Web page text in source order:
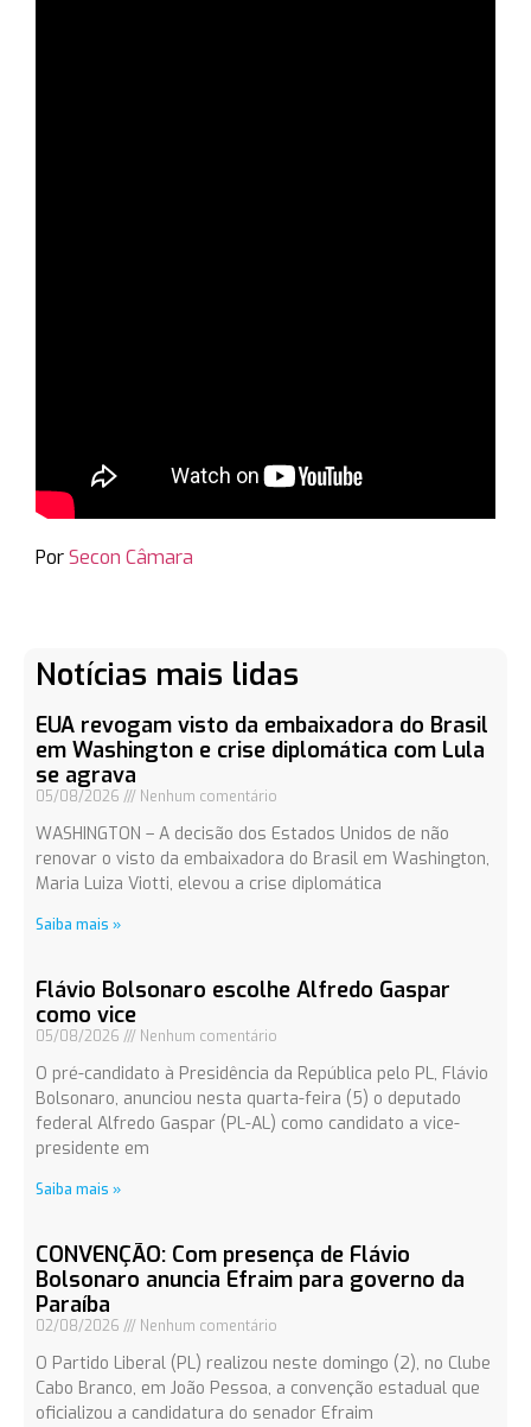
PorSecon Câmara
Notícias mais lidas
EUA revogam visto da embaixadora do Brasil
em Washington e crise diplomática com Lula
se agrava
05/08/2026 Nenhum comentário
WASHINGTON – A decisão dos Estados Unidos de não
renovar o visto da embaixadora do Brasil em Washington,
Maria Luiza Viotti, elevou a crise diplomática
Saiba mais »
Flávio Bolsonaro escolhe Alfredo Gaspar
como vice
05/08/2026 Nenhum comentário
O pré-candidato à Presidência da República pelo PL, Flávio
Bolsonaro, anunciou nesta quarta-feira (5) o deputado
federal Alfredo Gaspar (PL-AL) como candidato a vice-
presidente em
Saiba mais »
CONVENÇÃO: Com presença de Flávio
Bolsonaro anuncia Efraim para governo da
Paraíba
02/08/2026 Nenhum comentário
O Partido Liberal (PL) realizou neste domingo (2), no Clube
Cabo Branco, em João Pessoa, a convenção estadual que
oficializou a candidatura do senador Efraim